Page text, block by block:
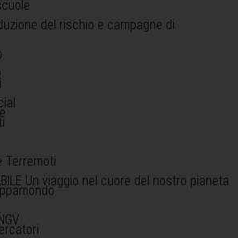
del rischio e campagne di
Terremoti
Un viaggio nel cuore del nostro pianeta